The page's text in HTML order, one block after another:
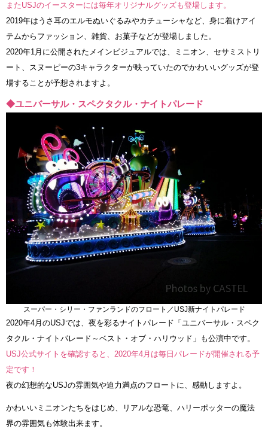
またUSJのイースターには毎年オリジナルグッズも登場します。
2019年はうさ耳のエルモぬいぐるみやカチューシャなど、身に着けアイ
テムからファッション、雑貨、お菓子などが登場しました。
2020年1月に公開されたメインビジュアルでは、ミニオン、セサミストリ
ート、スヌーピーの3キャラクターが映っていたのでかわいいグッズが登
場することが予想されますよ。
◆ユニバーサル・スペクタクル・ナイトパレード
スーパー・シリー・ファンランドのフロート／USJ新ナイトパレード
2020年4月のUSJでは、夜を彩るナイトパレード「ユニバーサル・スペク
タクル・ナイトパレード～ベスト・オブ・ハリウッド」も公演中です。
USJ公式サイトを確認すると、2020年4月は毎日パレードが開催される予
定です！
夜の幻想的なUSJの雰囲気や迫力満点のフロートに、感動しますよ。
かわいいミニオンたちをはじめ、リアルな恐竜、ハリーポッターの魔法
界の雰囲気も体験出来ます。